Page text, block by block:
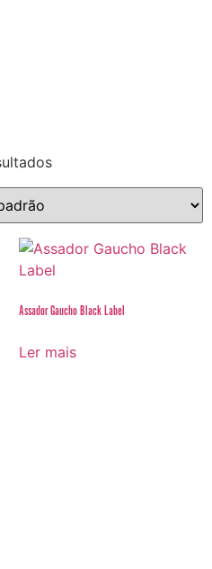
Assador Gaucho Black Label
Ler mais